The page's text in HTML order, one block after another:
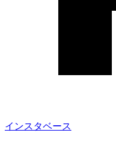
インスタベース